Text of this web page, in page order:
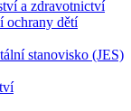
a zdravotnictví
ochrany dětí
stanovisko (JES)